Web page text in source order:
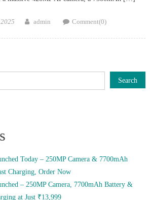
Author
admin Comment(0)
Search
Today – 250MP Camera & 7700mAh
Charging, Order Now
– 250MP Camera, 7700mAh Battery &
at Just ₹13,999